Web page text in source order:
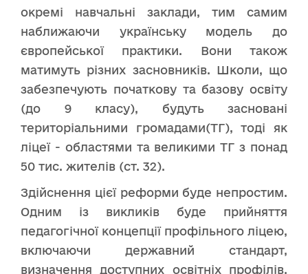
окремі навчальні заклади, тим самим
наближаючи українську модель до
європейської практики. Вони також
матимуть різних засновників. Школи, що
забезпечують початкову та базову освіту
(до 9 класу), будуть засновані
територіальними громадами(ТГ), тоді як
ліцеї - областями та великими ТГ з понад
50 тис. жителів (ст. 32).
Здійснення цієї реформи буде непростим.
Одним із викликів буде прийняття
педагогічної концепції профільного ліцею,
включаючи державний стандарт,
визначення доступних освітніх профілів,